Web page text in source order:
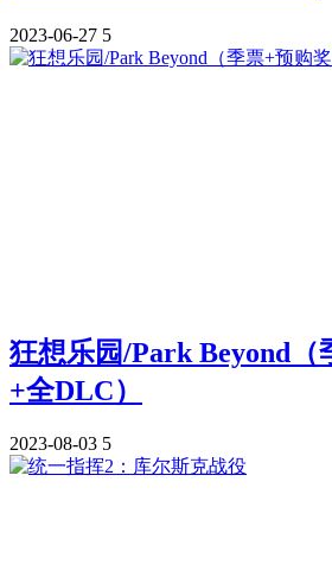
2023-06-27 5
狂想乐园/Park Beyond（
+全DLC）
2023-08-03 5